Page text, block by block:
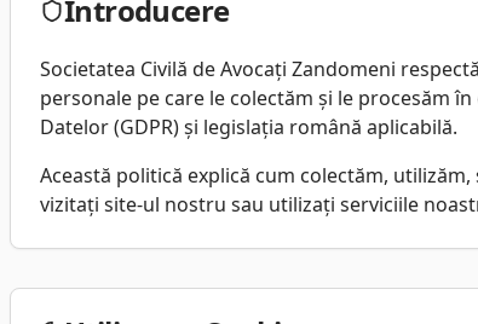
Introducere
Societatea Civilă de Avocați Zandomeni
personale pe care le colectăm și le procesăm
Datelor (GDPR) și legislația română aplicabilă.
Această politică explică cum colectăm,
vizitați site-ul nostru sau utilizați serviciile